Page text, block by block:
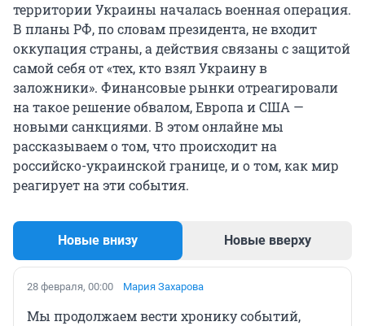
территории Украины началась военная операция.
В планы РФ, по словам президента, не входит
оккупация страны, а действия связаны с защитой
самой себя от «тех, кто взял Украину в
заложники». Финансовые рынки отреагировали
на такое решение обвалом, Европа и США —
новыми санкциями. В этом онлайне мы
рассказываем о том, что происходит на
российско-украинской границе, и о том, как мир
реагирует на эти события.
Новые внизу Новые вверху
28 февраля, 00:00 Мария Захарова
Мы продолжаем вести хронику событий,